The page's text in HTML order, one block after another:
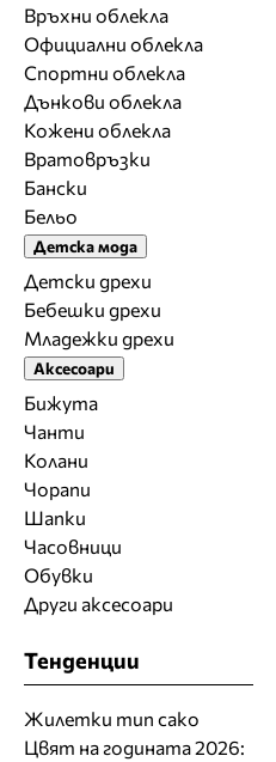
Връхни облекла
Официални облекла
Спортни облекла
Дънкови облекла
Кожени облекла
Вратовръзки
Бански
Бельо
Детска мода
Детски дрехи
Бебешки дрехи
Младежки дрехи
Аксесоари
Бижута
Чанти
Колани
Чорапи
Шапки
Часовници
Обувки
Други аксесоари
Тенденции
Жилетки тип сако
Цвят на годината 2026: